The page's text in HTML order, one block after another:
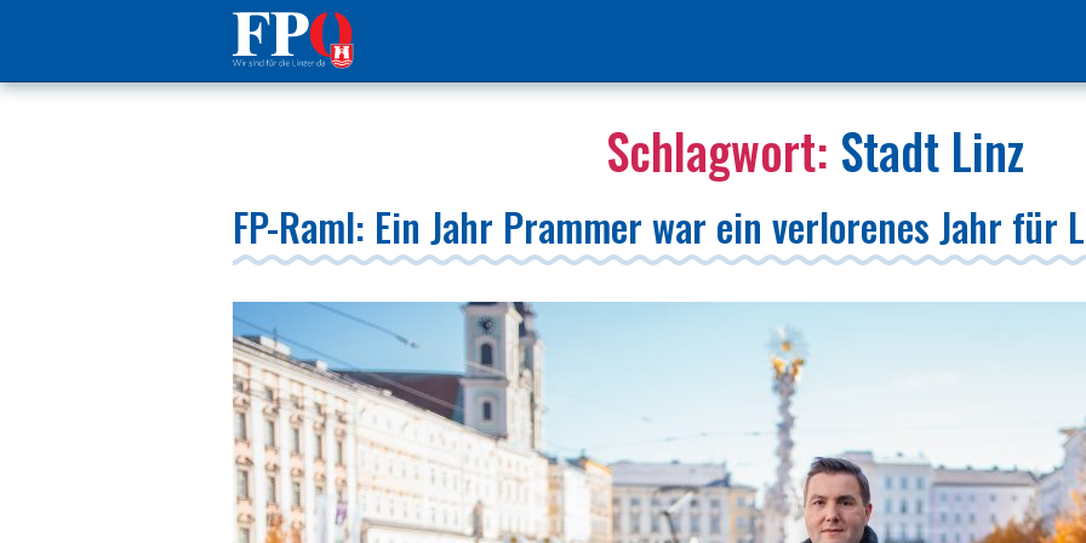
Schlagwort: Stadt Linz
FP-Raml: Ein Jahr Prammer war ein verlorenes Jahr für